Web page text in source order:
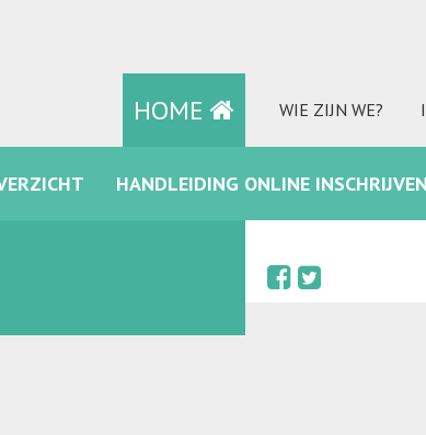
HOME WIE ZIJN WE?
HANDLEIDING ONLINE INSCHRIJVEN